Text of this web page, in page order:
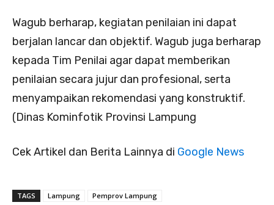
Wagub berharap, kegiatan penilaian ini dapat
berjalan lancar dan objektif. Wagub juga berharap
kepada Tim Penilai agar dapat memberikan
penilaian secara jujur dan profesional, serta
menyampaikan rekomendasi yang konstruktif.
(Dinas Kominfotik Provinsi Lampung
Cek Artikel dan Berita Lainnya di Google News
TAGS Lampung Pemprov Lampung